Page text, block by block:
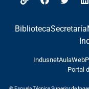
BibliotecaSecretaría
IndusnetAulaWeb
Portal